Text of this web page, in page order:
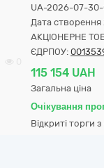
UA-2026-07-
Дата
АКЦІОНЕРНЕ
ЄДРПОУ:
115 154 UAH
Загальна ціна
Очікування
Відкриті торги